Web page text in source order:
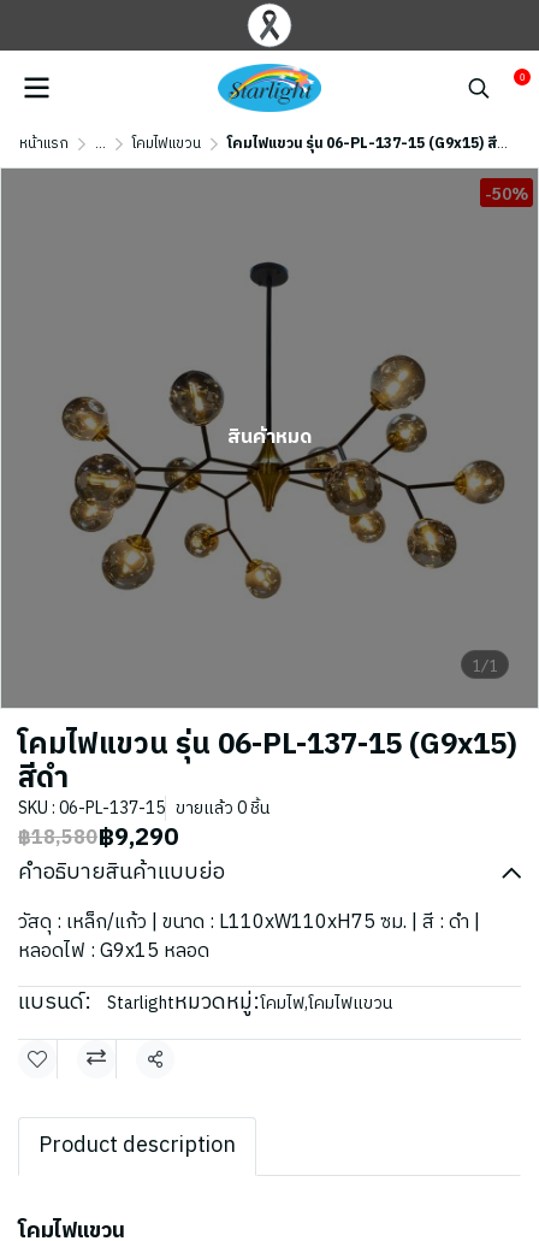
0
หน้าแรก ... โคมไฟแขวน โคมไฟแขวน รุ่น 06-PL-137-15 (G9x15) สีดำ
1/1
-50%
สินค้าหมด
โคมไฟแขวน รุ่น 06-PL-137-15 (G9x15)
สีดำ
SKU : 06-PL-137-15 ขายแล้ว 0 ชิ้น
฿18,580฿9,290
คำอธิบายสินค้าแบบย่อ
วัสดุ : เหล็ก/แก้ว | ขนาด : L110xW110xH75 ซม. | สี : ดำ |
หลอดไฟ : G9x15 หลอด
แบรนด์: Starlightหมวดหมู่:โคมไฟ,โคมไฟแขวน
แชร์
Product description
โคมไฟแขวน